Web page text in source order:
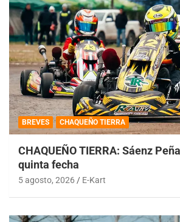
BREVES CHAQUEÑO TIERRA
CHAQUEÑO TIERRA: Sáenz
quinta fecha
5 agosto, 2026 E-Kart